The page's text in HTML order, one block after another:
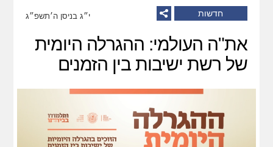
חדשות י״ג בניסן ה׳תשפ״ג
את"ה העולמי: ההגרלה היומית
של רשת ישיבות בין הזמנים